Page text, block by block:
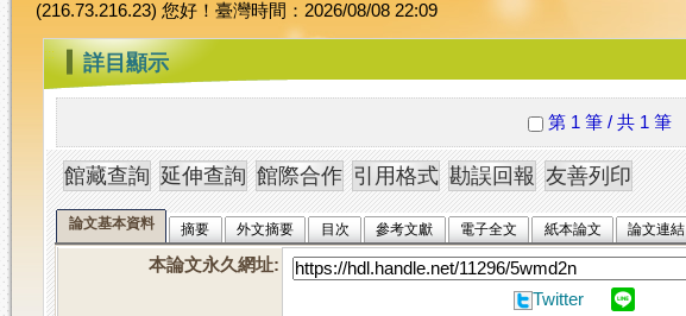
加
值
系
統
(216.73.216.23) 您好！臺灣時間：2026/08/08 22:09
::: 詳目顯示
第 1 筆 / 共 1 筆
論文基本資料 摘要 外文摘要 目次 參考文獻 電子全文 紙本論文 論文連結
本論文永久網址:
Twitter